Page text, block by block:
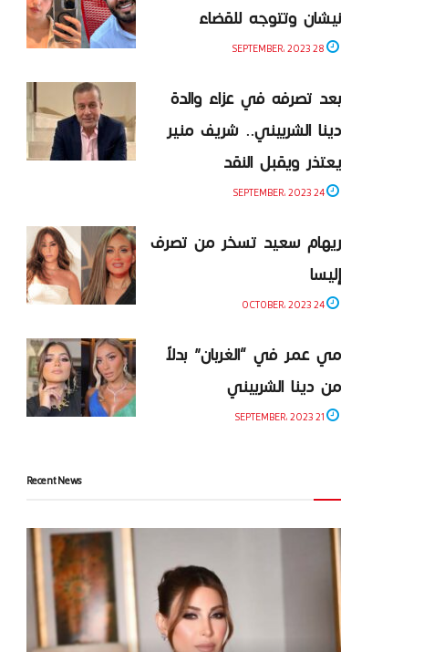
نيشان وتتوجه للقضاء
بعد تصرفه في عزاء والدة
دينا الشربيني.. شريف منير
يعتذر ويقبل النقد
ريهام سعيد تسخر من تصرف
إليسا
مي عمر في “الغربان” بدلاً
من دينا الشربيني
Recent News